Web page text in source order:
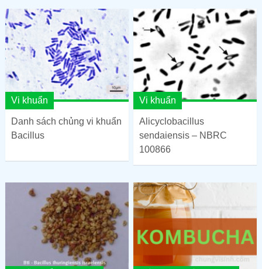
Vi khuẩn
Danh sách chủng vi khuẩn
Bacillus
Vi khuẩn
Alicyclobacillus
sendaiensis – NBRC
100866